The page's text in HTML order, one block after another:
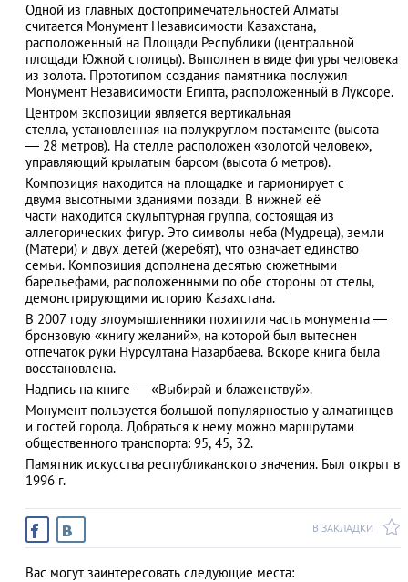
АЗАД
Одной из главных достопримечательностей Алматы
считается Монумент Независимости Казахстана,
расположенный на Площади Республики (центральной
площади Южной столицы). Выполнен в виде фигуры человека
из золота. Прототипом создания памятника послужил
Монумент Независимости Египта, расположенный в Луксоре.
Центром экспозиции является вертикальная
стелла, установленная на полукруглом постаменте (высота
— 28 метров). На стелле расположен «золотой человек»,
управляющий крылатым барсом (высота 6 метров).
Композиция находится на площадке и гармонирует с
двумя высотными зданиями позади. В нижней её
части находится скульптурная группа, состоящая из
аллегорических фигур. Это символы неба (Мудреца), земли
(Матери) и двух детей (жеребят), что означает единство
семьи. Композиция дополнена десятью сюжетными
барельефами, расположенными по обе стороны от стелы,
демонстрирующими историю Казахстана.
В 2007 году злоумышленники похитили часть монумента —
бронзовую «книгу желаний», на которой был вытеснен
отпечаток руки Нурсултана Назарбаева. Вскоре книга была
восстановлена.
Надпись на книге — «Выбирай и блаженствуй».
Монумент пользуется большой популярностью у алматинцев
и гостей города. Добраться к нему можно маршрутами
общественного транспорта: 95, 45, 32.
Памятник искусства республиканского значения. Был открыт в
1996 г.
В ЗАКЛАДКИ
Вас могут заинтересовать следующие места: